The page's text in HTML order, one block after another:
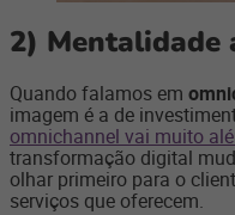
2) Mentalidade
Quando falamos em
imagem é a de
omnichannel vai muito
transformação digital
olhar primeiro para o
serviços que oferecem.